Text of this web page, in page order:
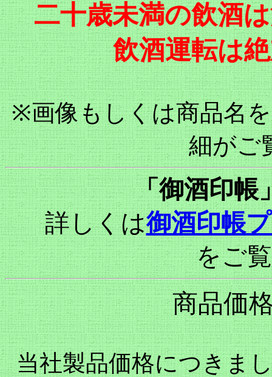
二十歳未満の飲酒
飲酒運転は
※画像もしくは商品名
細がご
「御酒印帳
詳しくは御酒印帳
をご
商品価
当社製品価格につきま